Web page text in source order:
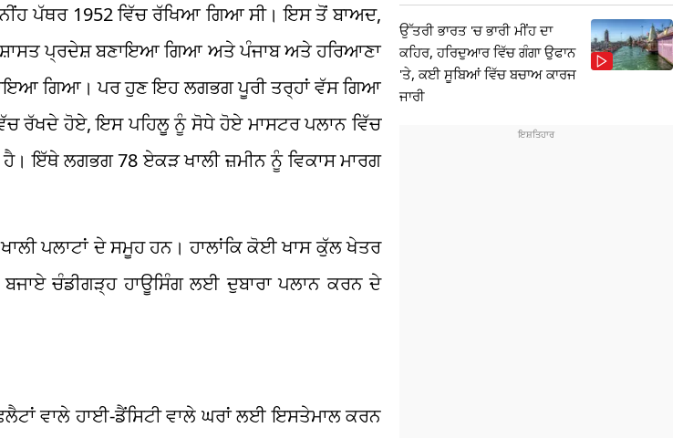
ਪੱਥਰ 1952 ਵਿੱਚ ਰੱਖਿਆ ਗਿਆ ਸੀ। ਇਸ ਤੋਂ ਬਾਅਦ,
ਪ੍ਰਦੇਸ਼ ਬਣਾਇਆ ਗਿਆ ਅਤੇ ਪੰਜਾਬ ਅਤੇ ਹਰਿਆਣਾ
ਗਿਆ। ਪਰ ਹੁਣ ਇਹ ਲਗਭਗ ਪੂਰੀ ਤਰ੍ਹਾਂ ਵੱਸ ਗਿਆ
ਰੱਖਦੇ ਹੋਏ, ਇਸ ਪਹਿਲੂ ਨੂੰ ਸੋਧੇ ਹੋਏ ਮਾਸਟਰ ਪਲਾਨ ਵਿੱਚ
ਇੱਥੇ ਲਗਭਗ 78 ਏਕੜ ਖਾਲੀ ਜ਼ਮੀਨ ਨੂੰ ਵਿਕਾਸ ਮਾਰਗ
ਪਲਾਟਾਂ ਦੇ ਸਮੂਹ ਹਨ। ਹਾਲਾਂਕਿ ਕੋਈ ਖਾਸ ਕੁੱਲ ਖੇਤਰ
ਚੰਡੀਗੜ੍ਹ ਹਾਊਸਿੰਗ ਲਈ ਦੁਬਾਰਾ ਪਲਾਨ ਕਰਨ ਦੇ
ਵਾਲੇ ਹਾਈ-ਡੈਂਸਿਟੀ ਵਾਲੇ ਘਰਾਂ ਲਈ ਇਸਤੇਮਾਲ ਕਰਨ
ਉੱਤਰੀ ਭਾਰਤ 'ਚ ਭਾਰੀ ਮੀਂਹ ਦਾ
ਕਹਿਰ, ਹਰਿਦੁਆਰ ਵਿੱਚ ਗੰਗਾ ਉਫਾਨ
'ਤੇ, ਕਈ ਸੂਬਿਆਂ ਵਿੱਚ ਬਚਾਅ ਕਾਰਜ
ਜਾਰੀ